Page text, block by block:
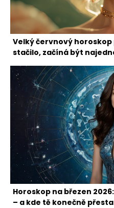
Velký červnový horoskop
stačilo, začíná být
Horoskop na březen
– a kde tě konečně